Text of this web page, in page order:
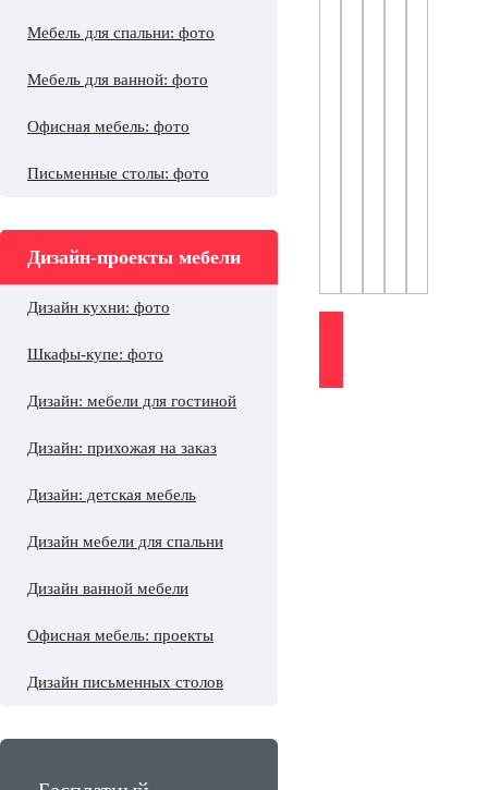
Мебель для спальни: фото
Мебель для ванной: фото
Офисная мебель: фото
Письменные столы: фото
Дизайн-проекты мебели
Дизайн кухни: фото
Шкафы-купе: фото
Дизайн: мебели для гостиной
Дизайн: прихожая на заказ
Дизайн: детская мебель
Дизайн мебели для спальни
Дизайн ванной мебели
Офисная мебель: проекты
Дизайн письменных столов